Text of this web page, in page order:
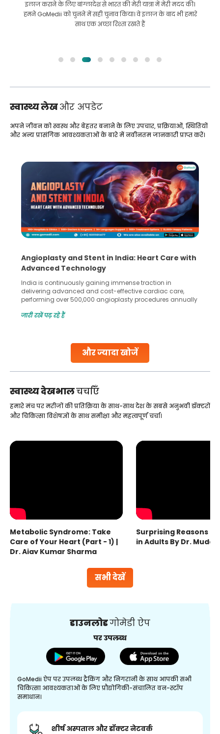
इलाज कराने के लिए बांग्लादेश से भारत की मेरी यात्रा में मेरी मदद की।
हमने GoMedii को चुनने में सही चुनाव किया। वे इलाज के बाद भी हमारे
साथ एक अच्छा रिश्ता रखते हैं
स्वास्थ्य लेखऔर अपडेट
और ज्यादा खोजें
अपने जीवन को स्वस्थ और बेहतर बनाने के लिए उपचार, प्रक्रियाओं, स्थितियों
और अन्य प्रासंगिक आवश्यकताओं के बारे में नवीनतम जानकारी प्राप्त करें।
Angioplasty and Stent in India: Heart Care with
Advanced Technology
India is continuously gaining immense traction in
delivering advanced and cost-effective cardiac care,
performing over 500,000 angioplasty procedures annually
globe are searching for treatments like angioplasty and
Studies, such as one published
जारी रखें पढ़ रहे हैं
स्वास्थ्य देखभालचर्चाएँ
सभी देखें
हमारे मंच पर मरीजों की प्रतिक्रिया के साथ-साथ देश के सबसे अनुभवी डॉक्टरों
और चिकित्सा विशेषज्ञों के साथ समीक्षा और महत्वपूर्ण चर्चा।
Metabolic Syndrome: Take
Care of Your Heart (Part - 1) |
Dr. Ajay Kumar Sharma
Surprising Reasons
in Adults By Dr.
डाउनलोडगोमेडी ऐप
पर उपलब्ध
GoMedii ऐप पर उपलब्ध ट्रैकिंग और निगरानी के साथ आपकी सभी
चिकित्सा आवश्यकताओं के लिए प्रौद्योगिकी-संचालित वन-स्टॉप
समाधान।
शीर्ष अस्पताल और डॉक्टर नेटवर्क